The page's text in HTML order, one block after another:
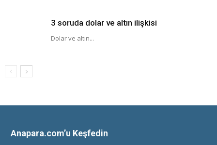
3 soruda dolar ve altın ilişkisi
Dolar ve altın...
Anapara.com’u Keşfedin